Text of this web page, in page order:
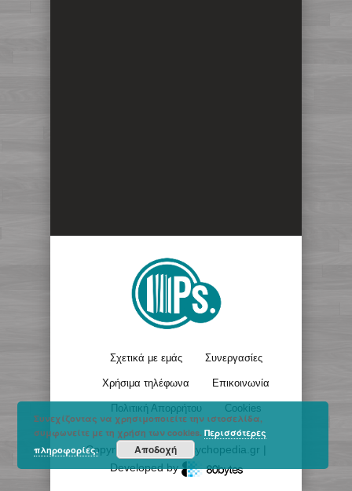
Σχετικά με εμάς Συνεργασίες
Χρήσιμα τηλέφωνα Επικοινωνία
Πολιτική Απορρήτου Cookies
Copyright © 2017 - Psychopedia.gr |
Developed by
Συνεχίζοντας να χρησιμοποιείτε την ιστοσελίδα,
συμφωνείτε με τη χρήση των cookies.Περισσότερες
πληροφορίες.
Αποδοχή